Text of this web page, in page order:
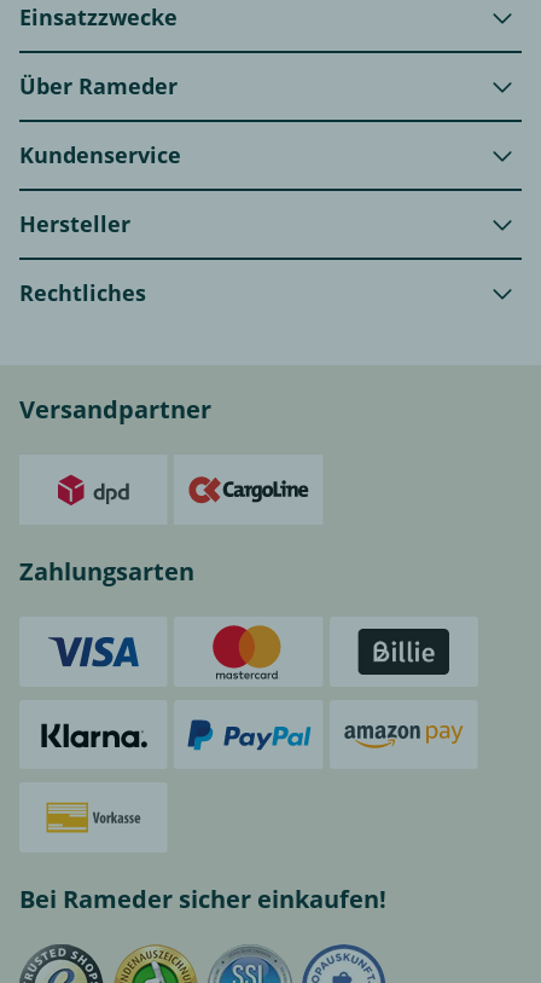
Einsatzzwecke
Über Rameder
Kundenservice
Hersteller
Rechtliches
Versandpartner
Zahlungsarten
Bei Rameder sicher einkaufen!